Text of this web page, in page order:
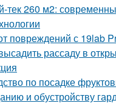
260 м2:
повреждений с 19lab
рассаду в
по посадке
и обустройству